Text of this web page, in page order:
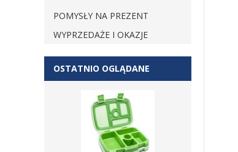
POMYSŁY NA PREZENT
WYPRZEDAŻE I OKAZJE
OSTATNIO OGLĄDANE